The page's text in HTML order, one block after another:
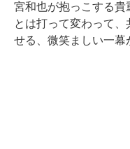
宮和也が抱っこする
とは打って変わって、
せる、微笑ましい一幕